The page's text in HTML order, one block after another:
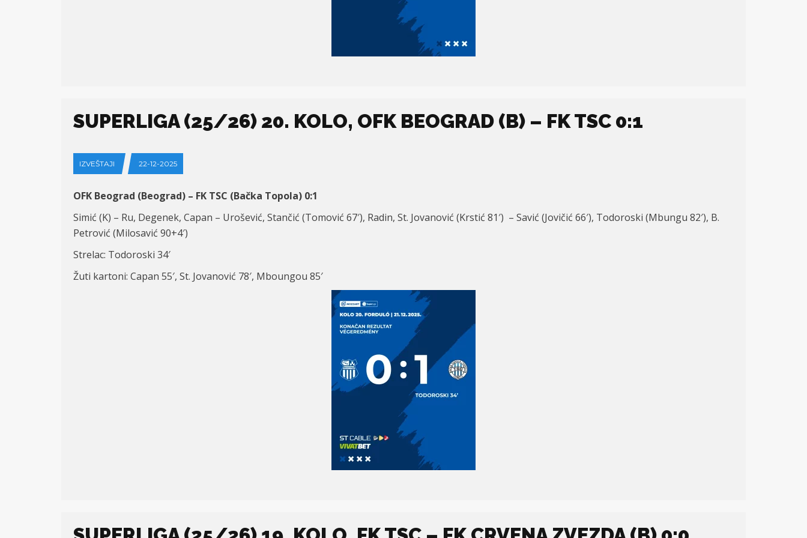
SUPERLIGA (25/26) 20. KOLO, OFK BEOGRAD (B) – FK TSC 0:1
IZVEŠTAJI 22-12-2025
OFK Beograd (Beograd) – FK TSC (Bačka Topola) 0:1
Simić (K) – Ru, Degenek, Capan – Urošević, Stančić (Tomović 67′), Radin, St. Jovanović (Krstić 81′) – Savić (Jovičić 66′), Todoroski (Mbungu 82′), B.
Petrović (Milosavić 90+4′)
Strelac: Todoroski 34′
Žuti kartoni: Capan 55′, St. Jovanović 78′, Mboungou 85′